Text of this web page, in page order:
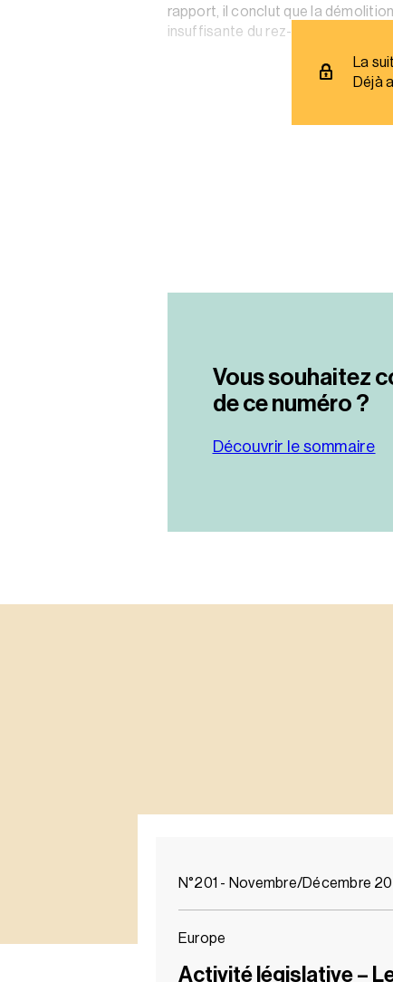
rapport, il conclut que la
insuffisante du rez-de-chaussée.
La
Déjà
Vous souhaitez
de ce numéro ?
Découvrir le sommaire
N°201 - Novembre/Décembre
Europe
Activité législative –